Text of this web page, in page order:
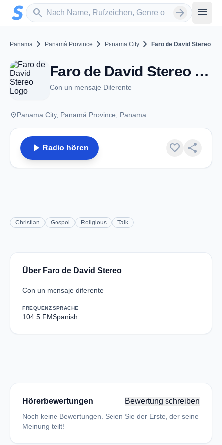
Zum Hauptinhalt springen
search
Sender suchen arrow_forward menu
Panama chevron_right Panamá Province chevron_right Panama City chevron_right Faro de David Stereo
Faro de David Stereo - FM 104.5 - Panama City
Con un mensaje Diferente
placePanama City, Panamá Province, Panama
play_arrow Radio hören favorite share
Christian Gospel Religious Talk
Über Faro de David Stereo
Con un mensaje diferente
FREQUENZ
104.5 FM
SPRACHE
Spanish
Hörerbewertungen Bewertung schreiben
Noch keine Bewertungen. Seien Sie der Erste, der seine
Meinung teilt!